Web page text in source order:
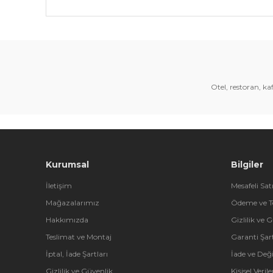
Bu ürünün fiyat bilgisi, resim, ürün
Ürün bilgilerinde hatalar bulunuyor.
Otel, restoran,
Kurumsal
İletişim
Mağazalarımız
Hakkımızda
Teslimat ve Montaj
İptal, İade Şartları
Gizlilik ve Güvenlik
Bilgiler
Mesafeli
Ödeme ve
Gizlilik ve
Garanti
İade ve
Kişisel